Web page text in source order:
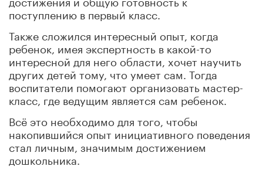
поступлению в первый класс.
Также сложился интересный опыт, когда
ребенок, имея экспертность в какой-то
интересной для него области, хочет научить
других детей тому, что умеет сам. Тогда
воспитатели помогают организовать мастер-
класс, где ведущим является сам ребенок.
Всё это необходимо для того, чтобы
накопившийся опыт инициативного поведения
стал личным, значимым достижением
дошкольника.